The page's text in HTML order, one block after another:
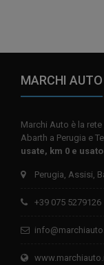
MARCHI AUTO
Marchi Auto è la
Abarth a Perugia e
usate, km 0 e
Perugia, Assisi,
+39 075 5279126